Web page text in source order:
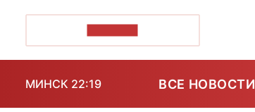
МИНСК 22:19 ВСЕ НОВОСТИ